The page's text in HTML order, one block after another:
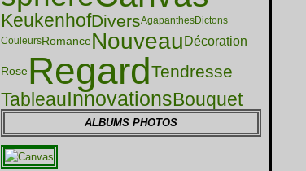
KeukenhofDiversAgapanthesDictons
CouleursRomanceNouveau Décoration
Rose RegardTendresse
TableauInnovationsBouquet
ALBUMS PHOTOS